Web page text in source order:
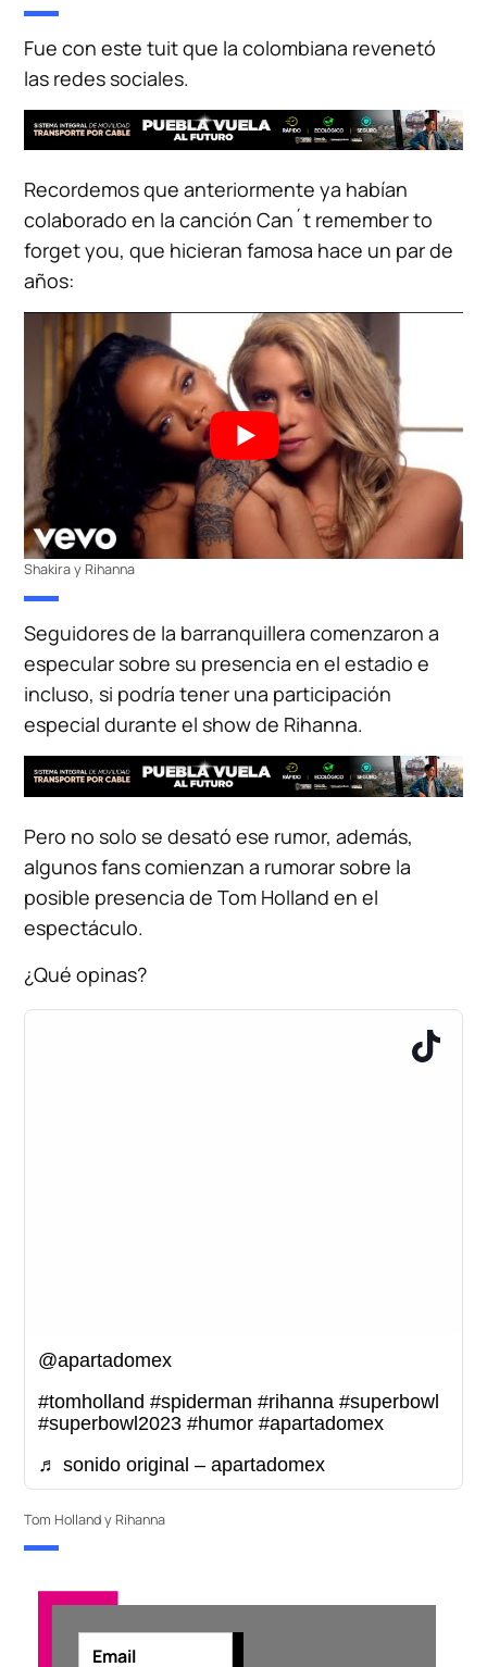
Fue con este tuit que la colombiana revenetó
las redes sociales.
Recordemos que anteriormente ya habían
colaborado en la canción Can´t remember to
forget you, que hicieran famosa hace un par de
años:
Shakira y Rihanna
Seguidores de la barranquillera comenzaron a
especular sobre su presencia en el estadio e
incluso, si podría tener una participación
especial durante el show de Rihanna.
Pero no solo se desató ese rumor, además,
algunos fans comienzan a rumorar sobre la
posible presencia de Tom Holland en el
espectáculo.
¿Qué opinas?
@apartadomex
#tomholland #spiderman #rihanna #superbowl
#superbowl2023 #humor #apartadomex
♬ sonido original – apartadomex
Tom Holland y Rihanna